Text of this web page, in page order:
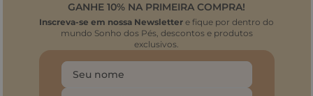
GANHE 10% NA PRIMEIRA COMPRA!
Inscreva-se em nossa Newsletter e fique por dentro do
mundo Sonho dos Pés, descontos e produtos
exclusivos.